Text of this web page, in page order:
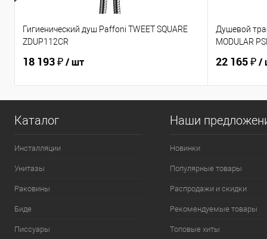
Гигиенический душ Paffoni TWEET SQUARE
ZDUP112CR
18 193 ₽/ шт
Душевой
MODULAR
22 165 ₽/
Каталог
Инсталляции
Унитазы
Раковины
Биде
Писсуары
Наши
Новинки
Популярные товары
Распродажи и скидки
Рекомендуемые товары
Топовые хиты